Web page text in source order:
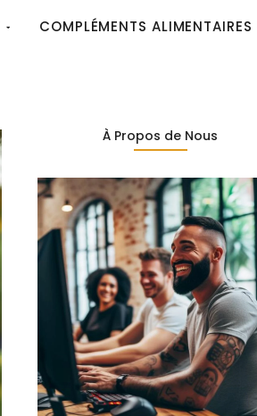
COMPLÉMENTS ALIMENTAIRES
À Propos de Nous